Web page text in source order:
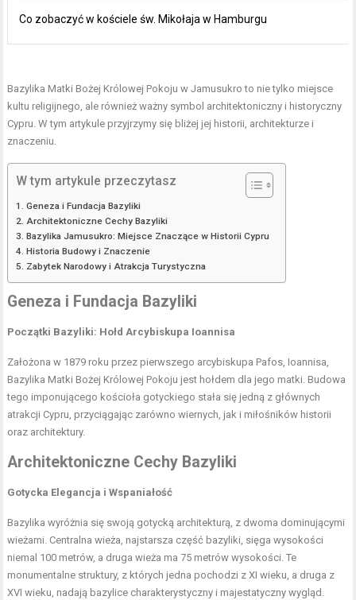
Co zobaczyć w kościele św. Mikołaja w Hamburgu
Bazylika Matki Bożej Królowej Pokoju w Jamusukro to nie tylko miejsce
kultu religijnego, ale również ważny symbol architektoniczny i historyczny
Cypru. W tym artykule przyjrzymy się bliżej jej historii, architekturze i
znaczeniu.
W tym artykule przeczytasz
Geneza i Fundacja Bazyliki
Architektoniczne Cechy Bazyliki
Bazylika Jamusukro: Miejsce Znaczące w Historii Cypru
Historia Budowy i Znaczenie
Zabytek Narodowy i Atrakcja Turystyczna
Geneza i Fundacja Bazyliki
Początki Bazyliki: Hołd Arcybiskupa Ioannisa
Założona w 1879 roku przez pierwszego arcybiskupa Pafos, Ioannisa,
Bazylika Matki Bożej Królowej Pokoju jest hołdem dla jego matki. Budowa
tego imponującego kościoła gotyckiego stała się jedną z głównych
atrakcji Cypru, przyciągając zarówno wiernych, jak i miłośników historii
oraz architektury.
Architektoniczne Cechy Bazyliki
Gotycka Elegancja i Wspaniałość
Bazylika wyróżnia się swoją gotycką architekturą, z dwoma dominującymi
wieżami. Centralna wieża, najstarsza część bazyliki, sięga wysokości
niemal 100 metrów, a druga wieża ma 75 metrów wysokości. Te
monumentalne struktury, z których jedna pochodzi z XI wieku, a druga z
XVI wieku, nadają bazylice charakterystyczny i majestatyczny wygląd.